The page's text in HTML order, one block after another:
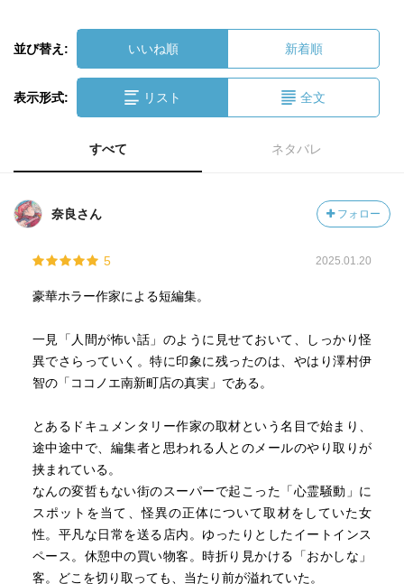
並び替え: いいね順 新着順
表示形式: リスト 全文
すべて ネタバレ
奈良さん フォロー
5 2025.01.20
豪華ホラー作家による短編集。
一見「人間が怖い話」のように見せておいて、しっかり怪
異でさらっていく。特に印象に残ったのは、やはり澤村伊
智の「ココノエ南新町店の真実」である。
とあるドキュメンタリー作家の取材という名目で始まり、
途中途中で、編集者と思われる人とのメールのやり取りが
挟まれている。
なんの変哲もない街のスーパーで起こった「心霊騒動」に
スポットを当て、怪異の正体について取材をしていた女
性。平凡な日常を送る店内。ゆったりとしたイートインス
ペース。休憩中の買い物客。時折り見かける「おかしな」
客。どこを切り取っても、当たり前が溢れていた。